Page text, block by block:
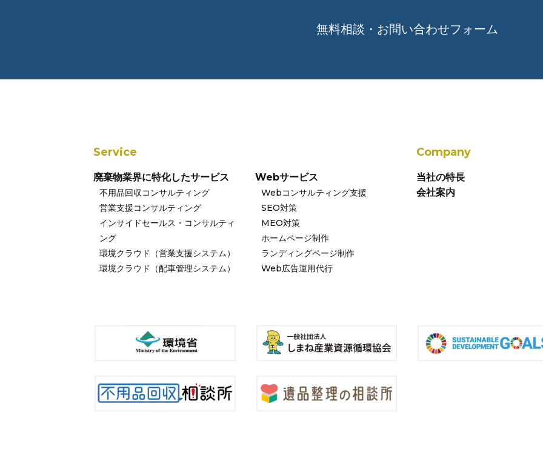
無料相談・お問い合わせフォーム
Service
廃棄物業界に特化したサービス
不用品回収コンサルティング
営業支援コンサルティング
インサイドセールス・コンサルティ
ング
環境クラウド（営業支援システム）
環境クラウド（配車管理システム）
Webサービス
Webコンサルティング支援
SEO対策
MEO対策
ホームページ制作
ランディングページ制作
Web広告運用代行
Company
当社の特長
会社案内